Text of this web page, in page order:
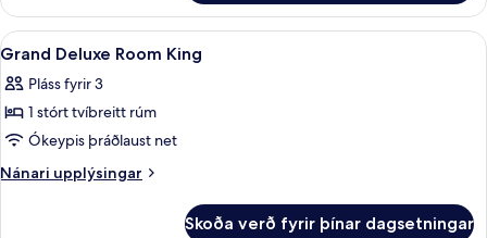
(Maximilian)
Skoða
allar
myndir
fyrir
Grand
Deluxe
Rúmföt af bestu gerð, dúnsængur,
6
Grand Deluxe Room King
Pláss fyrir 3
1 stórt tvíbreitt rúm
Ókeypis þráðlaust net
Nánari upplýsingar
Nánari
Skoða verð fyrir þínar dagsetningar